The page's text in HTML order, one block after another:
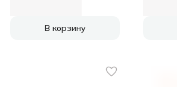
В корзину